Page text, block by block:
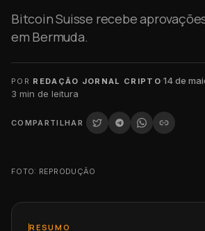
Bitcoin Suisse recebe
em Bermuda.
POR REDAÇÃO JORNAL CRIPTO·14 de
3 min de leitura
COMPARTILHAR
FOTO: REPRODUÇÃO
RESUMO